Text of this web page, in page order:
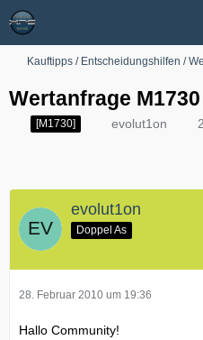
Kauftipps / Entscheidungshilfen /
Wertanfrage M1730
[M1730] evolut1on
evolut1on
Doppel As
28. Februar 2010 um 19:36
Hallo Community!